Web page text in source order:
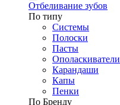
Отбеливание зубов
По типу
Системы
Полоски
Пасты
Ополаскиватели
Карандаши
Капы
Пенки
По Бренду